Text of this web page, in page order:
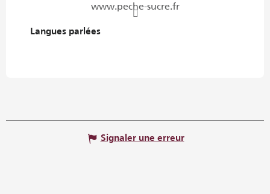
www.peche-sucre.fr
Langues parlées
Langues parlées
Signaler une erreur